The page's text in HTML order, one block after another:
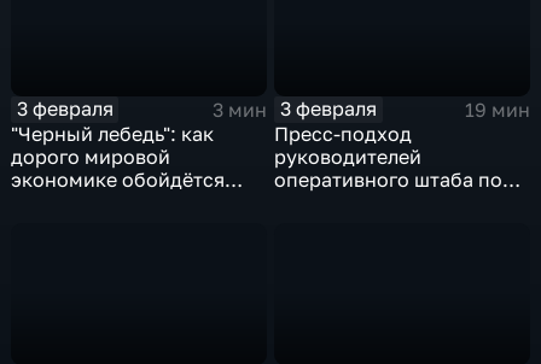
3 февраля
3 мин
"Черный лебедь": как
дорого мировой
экономике обойдётся
3 февраля
19 мин
Пресс-подход
руководителей
оперативного штаба по